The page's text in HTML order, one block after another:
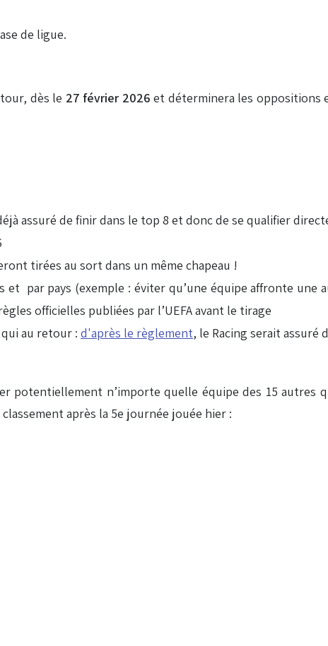
de ligue.
dès le 27 février 2026 et déterminera les oppositions
assuré de finir dans le top 8 et donc de se qualifier
tirées au sort dans un même chapeau !
et par pays (exemple : éviter qu’une équipe affronte une
officielles publiées par l’UEFA avant le tirage
au retour : d'après le règlement, le Racing serait assuré
potentiellement n’importe quelle équipe des 15 autres
après la 5e journée jouée hier :